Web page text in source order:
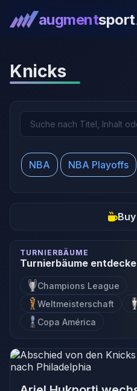
augmentsport
Knicks
NBA NBA Playoffs
TURNIERBÄUME
Turnierbäume
Champions League
Weltmeisterschaft
Copa América